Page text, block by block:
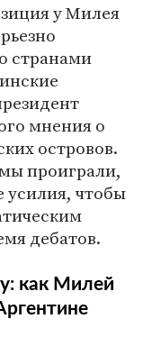
у Милея
странами
мнения о
островов.
проиграли,
чтобы
дебатов.
как Милей